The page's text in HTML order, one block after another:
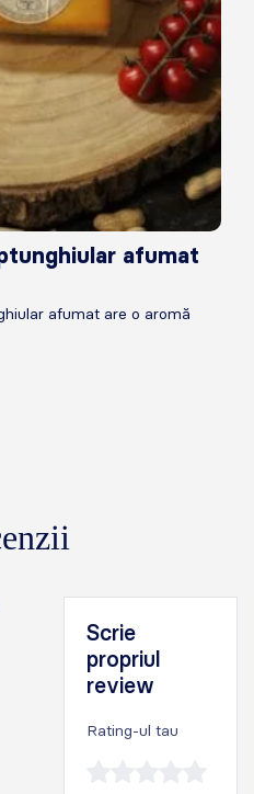
afumat
afumat are o aromă
Scrie
propriul
review
Rating-ul tau